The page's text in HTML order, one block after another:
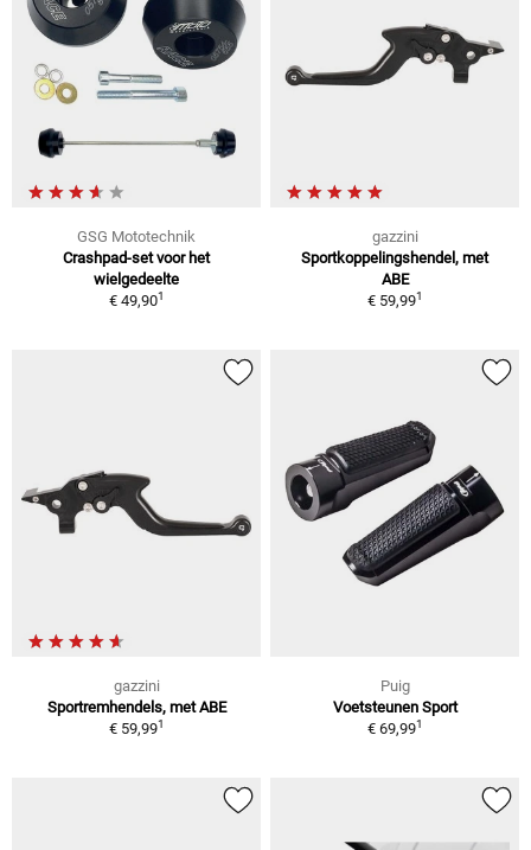
GSG Mototechnik
Crashpad-set voor het
wielgedeelte
€ 49,901
gazzini
Sportkoppelingshendel, met
ABE
€ 59,991
gazzini
Sportremhendels, met ABE
€ 59,991
Puig
Voetsteunen Sport
€ 69,991